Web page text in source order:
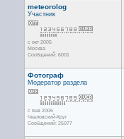
meteorolog
Участник
с окт 2005
Москва
Сообщений: 6001
Фотограф
Модератор раздела
с янв 2006
Чкаловский-Круг
Сообщений: 25077